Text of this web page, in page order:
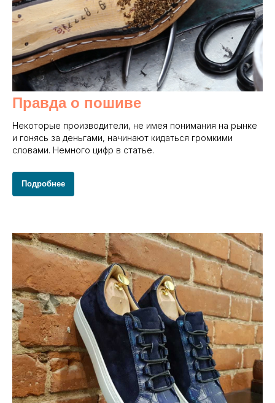
Правда о пошиве
Некоторые производители, не имея понимания на рынке
и гонясь за деньгами, начинают кидаться громкими
словами. Немного цифр в статье.
Подробнее